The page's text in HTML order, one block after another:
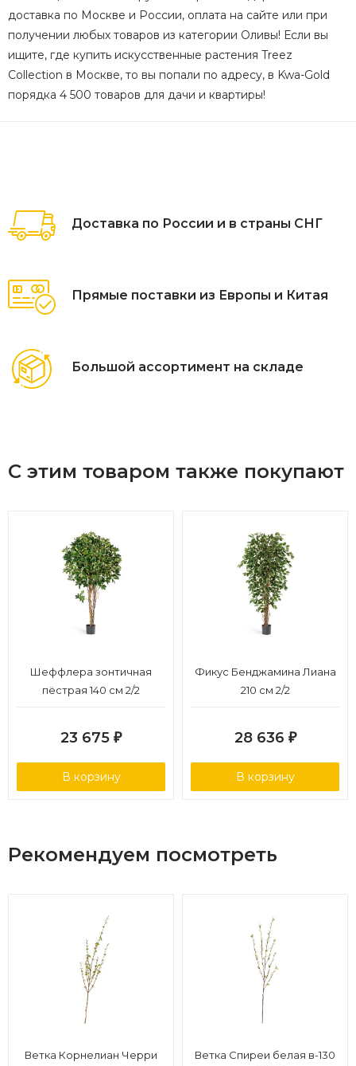
доставка по Москве и России, оплата на сайте или при
получении любых товаров из категории Оливы! Если вы
ищите, где купить искусственные растения Treez
Collection в Москве, то вы попали по адресу, в Kwa-Gold
порядка 4 500 товаров для дачи и квартиры!
Доставка по России и в страны СНГ
Прямые поставки из Европы и Китая
Большой ассортимент на складе
С этим товаром также покупают
Шеффлера зонтичная
пёстрая 140 см 2/2
23 675 ₽
В корзину
Фикус Бенджамина Лиана
210 см 2/2
28 636 ₽
В корзину
Рекомендуем посмотреть
Ветка Корнелиан Черри
Ветка Спиреи белая в-130